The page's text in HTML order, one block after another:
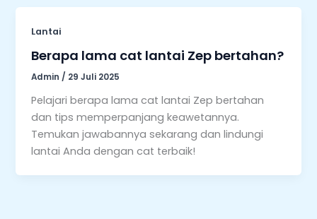
Lantai
Berapa lama cat lantai Zep bertahan?
Admin/ 29 Juli 2025
Pelajari berapa lama cat lantai Zep bertahan
dan tips memperpanjang keawetannya.
Temukan jawabannya sekarang dan lindungi
lantai Anda dengan cat terbaik!